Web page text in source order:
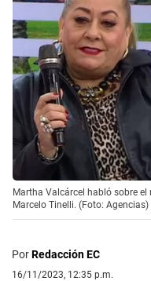
Martha Valcárcel habló sobre el
Marcelo Tinelli. (Foto: Agencias)
PorRedacción EC
16/11/2023, 12:35 p.m.